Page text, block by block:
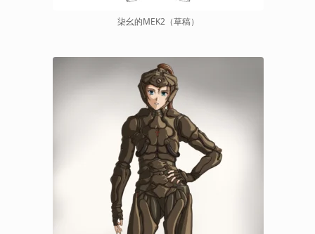
柒幺的MEK2（草稿）